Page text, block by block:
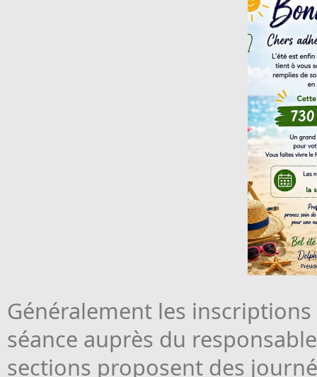
Généralement les
séance auprès du
sections proposent des